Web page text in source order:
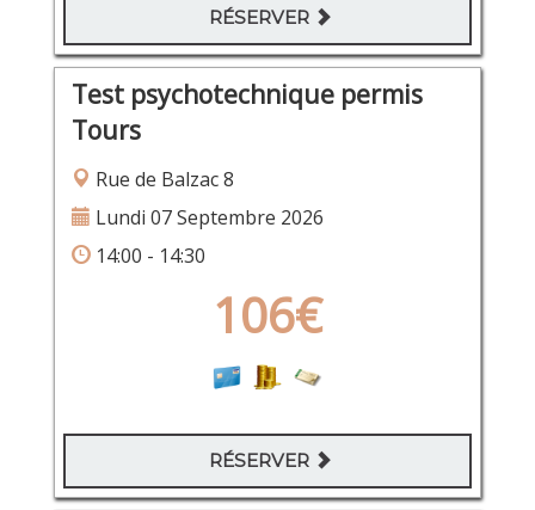
RÉSERVER
Test psychotechnique permis
Tours
Rue de Balzac 8
Lundi 07 Septembre 2026
14:00 - 14:30
106€
RÉSERVER